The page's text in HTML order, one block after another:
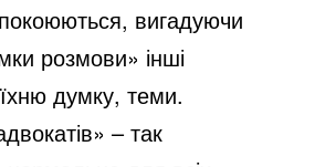
вигадуючи
розмови» інші
думку, теми.
– так